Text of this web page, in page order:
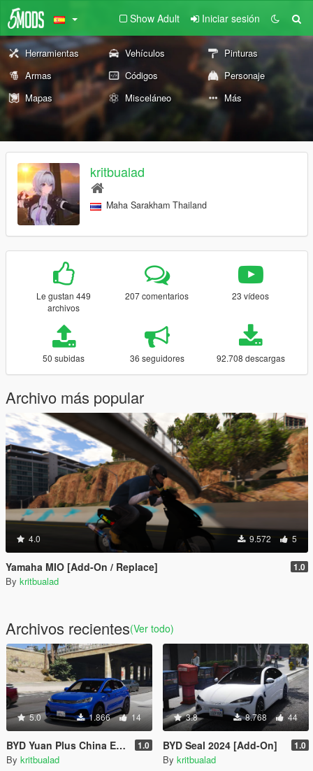
Show Adult Iniciar sesión
Herramientas Vehículos
Pinturas
Armas
Códigos
Personaje
Mapas
Misceláneo Más
kritbualad
Maha Sarakham Thailand
Le gustan 449
archivos
207 comentarios 23 vídeos
50 subidas 36 seguidores 92.708 descargas
Archivo más popular
4.0 9.572 5
Yamaha MIO [Add-On / Replace] 1.0
By kritbualad
Archivos recientes(Ver todo)
5.0 1.866 14
BYD Yuan Plus China Edition [Add-On] 1.0
By kritbualad
3.8 8.768 44
BYD Seal 2024 [Add-On] 1.0
By kritbualad